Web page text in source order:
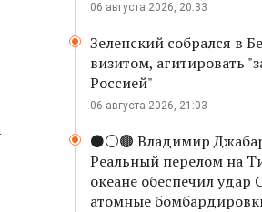
06 августа 2026, 20:33
Зеленский собрался в
визитом, агитировать
Россией"
06 августа 2026, 21:03
⚫️⚪️🟤 Владимир
Реальный перелом на
океане обеспечил удар
атомные